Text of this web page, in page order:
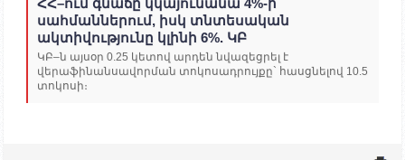
ՀՀ–ում գնաճը կկայունանա 4%-ի
սահմաններում, իսկ տնտեսական
ակտիվությունը կլինի 6%. ԿԲ
ԿԲ–ն այսօր 0.25 կետով արդեն նվազեցրել է
վերաֆինանսավորման տոկոսադրույքը` հասցնելով 10.5
տոկոսի։